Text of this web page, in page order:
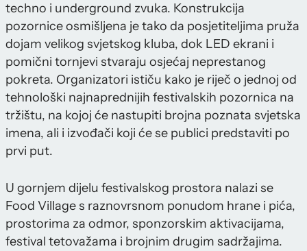
techno i underground zvuka. Konstrukcija
pozornice osmišljena je tako da posjetiteljima pruža
dojam velikog svjetskog kluba, dok LED ekrani i
pomični tornjevi stvaraju osjećaj neprestanog
pokreta. Organizatori ističu kako je riječ o jednoj od
tehnološki najnaprednijih festivalskih pozornica na
tržištu, na kojoj će nastupiti brojna poznata svjetska
imena, ali i izvođači koji će se publici predstaviti po
prvi put.
U gornjem dijelu festivalskog prostora nalazi se
Food Village s raznovrsnom ponudom hrane i pića,
prostorima za odmor, sponzorskim aktivacijama,
festival tetovažama i brojnim drugim sadržajima.